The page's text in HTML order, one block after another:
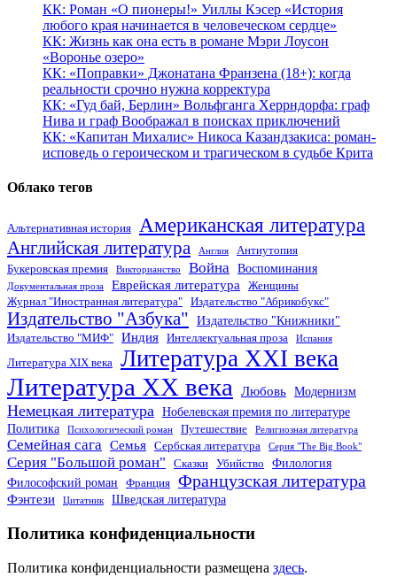
КК: Роман «О пионеры!» Уиллы Кэсер «История
любого края начинается в человеческом сердце»
КК: Жизнь как она есть в романе Мэри Лоусон
«Воронье озеро»
КК: «Поправки» Джонатана Франзена (18+): когда
реальности срочно нужна корректура
КК: «Гуд бай, Берлин» Вольфганга Херрндорфа: граф
Нива и граф Воображал в поисках приключений
КК: «Капитан Михалис» Никоса Казандзакиса: роман-
исповедь о героическом и трагическом в судьбе Крита
Облако тегов
Альтернативная история Американская литература
Английская литература Англия
Антиутопия
Букеровская премия
Викторианство Война Воспоминания
Документальная проза Еврейская литература
Женщины
Журнал "Иностранная литература"
Издательство "Абрикобукс"
Издательство "Азбука" Издательство "Книжники"
Издательство "МИФ" Индия Интеллектуальная проза Испания
Литература XIX века Литература XXI века
Литература XX века Любовь Модернизм
Немецкая литература Нобелевская премия по литературе
Политика
Психологический роман Путешествие Религиозная литература
Семейная сага Семья Сербская литература Серия "The Big Book"
Серия "Большой роман" Сказки Убийство
Филология
Философский роман
Франция Французская литература
Фэнтези Цитатник Шведская литература
Политика конфиденциальности
Политика конфиденциальности размещена здесь.